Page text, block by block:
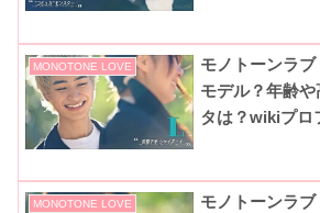
MONOTONE LOVE
モノトーンラ
モデル？年齢
タは？wikiプロ
MONOTONE LOVE
モノトーンラ